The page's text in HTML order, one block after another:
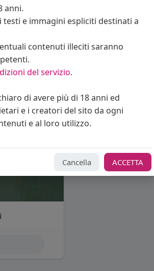
Hashtag di tendenza!
Cos'è BakecaSocial Blog
Supporto
Sviluppatori
anni.
testi e immagini espliciti destinati a
contenuti illeciti saranno
del servizio.
di avere più di 18 anni ed
e i creatori del sito da ogni
e al loro utilizzo.
Cancella ACCETTA